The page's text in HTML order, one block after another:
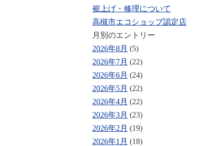
裾上げ・修理について
高槻市エコショップ認定店
月別のエントリー
2026年8月 (5)
2026年7月 (22)
2026年6月 (24)
2026年5月 (22)
2026年4月 (22)
2026年3月 (23)
2026年2月 (19)
2026年1月 (18)